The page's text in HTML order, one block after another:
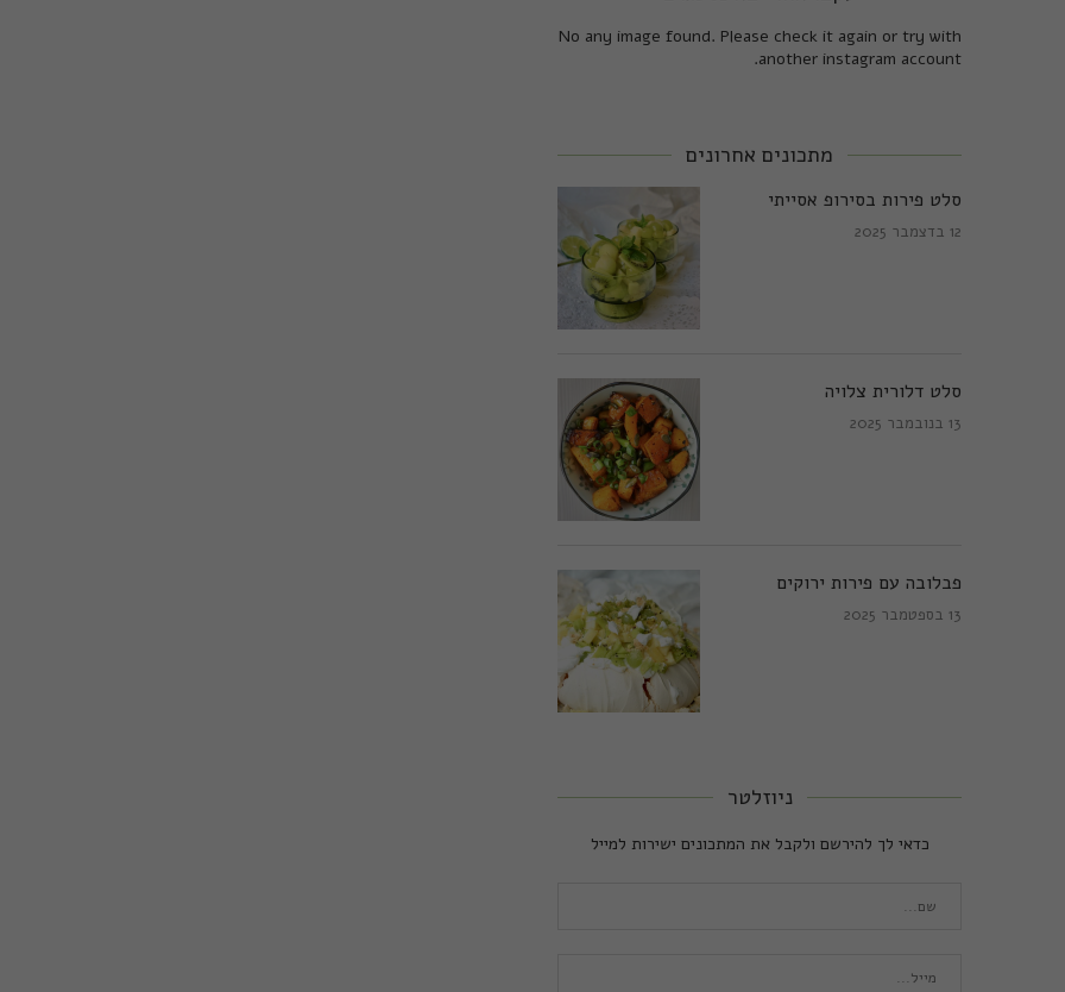
No any image found. Please check it again or try with
another instagram account.
מתכונים אחרונים
סלט פירות בסירופ אסייתי
12 בדצמבר 2025
סלט דלורית צלויה
13 בנובמבר 2025
פבלובה עם פירות ירוקים
13 בספטמבר 2025
ניוזלטר
כדאי לך להירשם ולקבל את המתכונים ישירות למייל